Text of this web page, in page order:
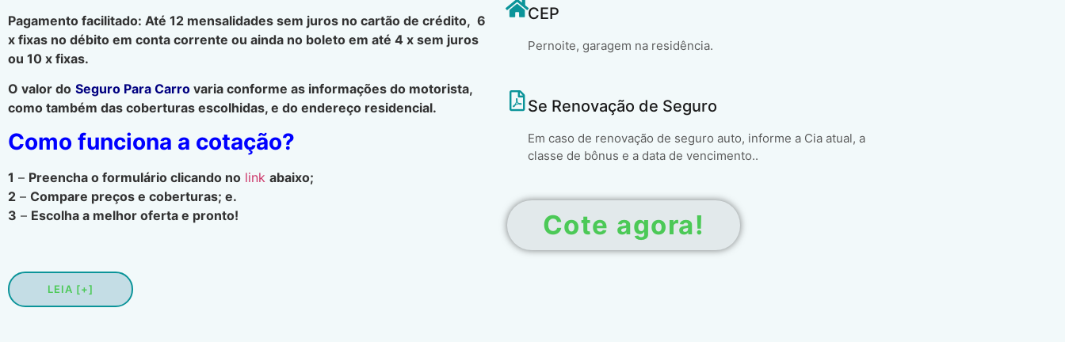
Pagamento facilitado: Até 12 mensalidades sem juros no cartão de crédito, 6
x fixas no débito em conta corrente ou ainda no boleto em até 4 x sem juros
ou 10 x fixas.
O valor do Seguro Para Carro varia conforme as informações do motorista,
como também das coberturas escolhidas, e do endereço residencial.
Como funciona a cotação?
1 – Preencha o formulário clicando no link abaixo;
2 – Compare preços e coberturas; e.
3 – Escolha a melhor oferta e pronto!
LEIA [+]
CEP
Pernoite, garagem na residência.
Se Renovação de Seguro
Em caso de renovação de seguro auto, informe a Cia atual, a
classe de bônus e a data de vencimento..
Cote agora!